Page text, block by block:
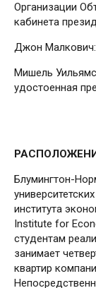
Организации
кабинета
Джон Малкович:
Мишель
удостоенная
Блумингтон-
института
Institute for
студентам
занимает
квартир